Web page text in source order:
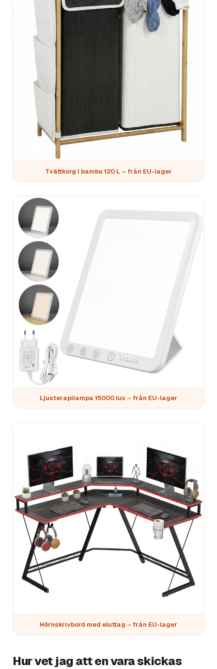
Tvättkorg i bambu 120 L – från EU-lager
Ljusterapilampa 15000 lux – från EU-lager
Hörnskrivbord med eluttag – från EU-lager
Hur vet jag att en vara skickas